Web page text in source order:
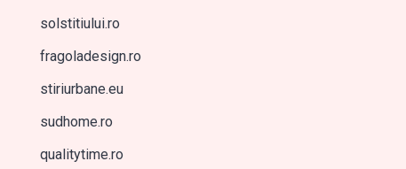
solstitiului.ro
fragoladesign.ro
stiriurbane.eu
sudhome.ro
qualitytime.ro